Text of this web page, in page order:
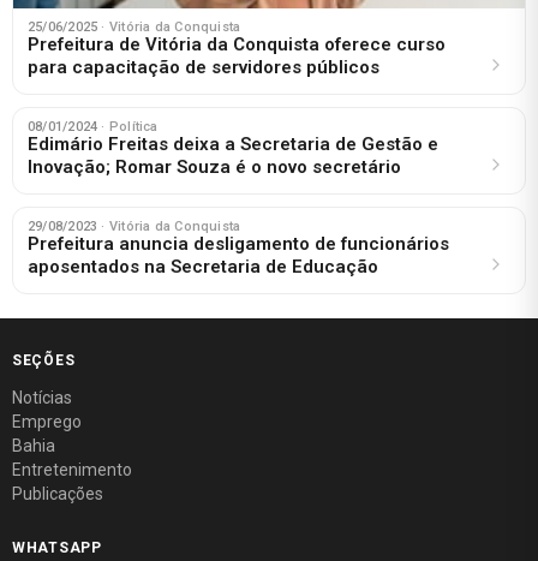
25/06/2025 · Vitória da Conquista
Prefeitura de Vitória da Conquista oferece curso
para capacitação de servidores públicos
08/01/2024 · Política
Edimário Freitas deixa a Secretaria de Gestão e
Inovação; Romar Souza é o novo secretário
29/08/2023 · Vitória da Conquista
Prefeitura anuncia desligamento de funcionários
aposentados na Secretaria de Educação
SEÇÕES
Notícias
Emprego
Bahia
Entretenimento
Publicações
WHATSAPP